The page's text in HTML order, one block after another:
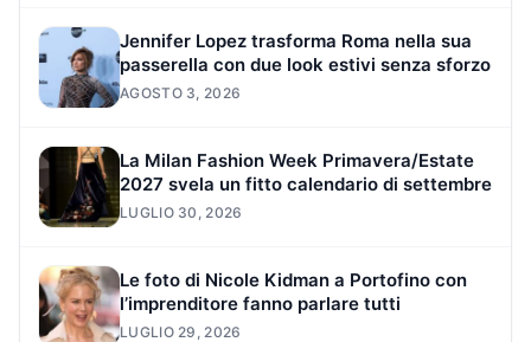
Jennifer Lopez trasforma Roma nella sua
passerella con due look estivi senza sforzo
AGOSTO 3, 2026
La Milan Fashion Week Primavera/Estate
2027 svela un fitto calendario di settembre
LUGLIO 30, 2026
Le foto di Nicole Kidman a Portofino con
l’imprenditore fanno parlare tutti
LUGLIO 29, 2026